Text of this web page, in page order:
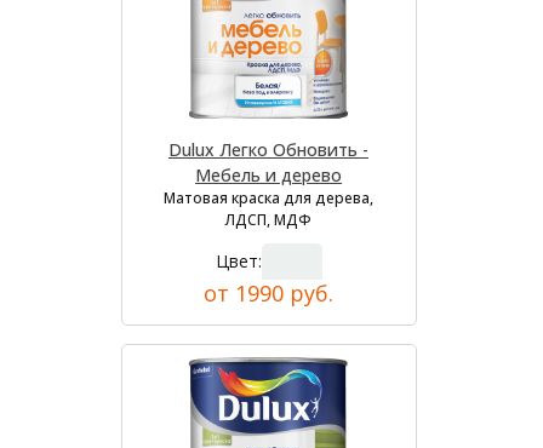
Dulux Легко Обновить -
Мебель и дерево
Матовая краска для дерева,
ЛДСП, МДФ
Цвет:
от 1990 руб.